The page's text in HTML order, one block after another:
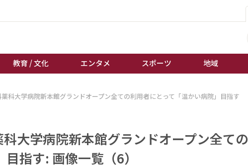
教育 / 文化 エンタメ スポーツ 地域
経済 / ビジネス
エンタメ
スポーツ
誰もが輝いて働く社会へ
競輪
科大学病院新本館グランドオープン全ての利用者にとって「温かい病院」目指す
大学病院新本館グランドオープン全ての
指す: 画像一覧（6）